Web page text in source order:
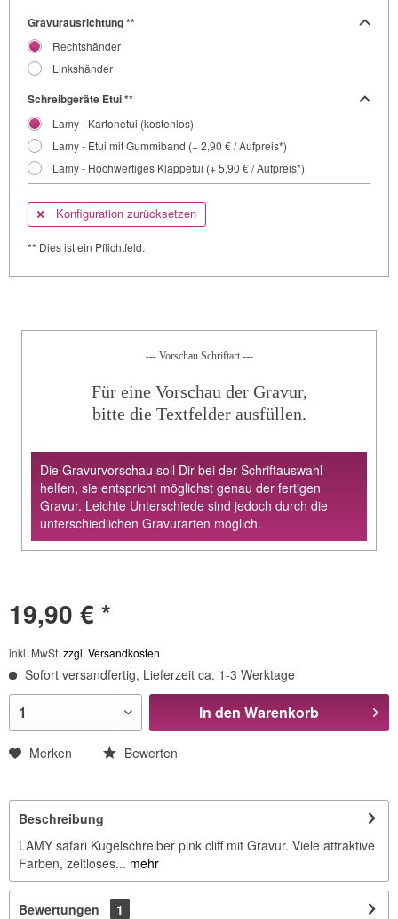
Gravurausrichtung **
Rechtshänder
Linkshänder
Schreibgeräte Etui **
Lamy - Kartonetui (kostenlos)
Lamy - Etui mit Gummiband (+ 2,90 € / Aufpreis*)
Lamy - Hochwertiges Klappetui (+ 5,90 € / Aufpreis*)
Konfiguration zurücksetzen
** Dies ist ein Pflichtfeld.
--- Vorschau Schriftart ---
Für eine Vorschau der Gravur,
bitte die Textfelder ausfüllen.
Die Gravurvorschau soll Dir bei der Schriftauswahl
helfen, sie entspricht möglichst genau der fertigen
Gravur. Leichte Unterschiede sind jedoch durch die
unterschiedlichen Gravurarten möglich.
19,90 € *
inkl. MwSt. zzgl. Versandkosten
Sofort versandfertig, Lieferzeit ca. 1-3 Werktage
In den Warenkorb
Merken Bewerten
Beschreibung
LAMY safari Kugelschreiber pink cliff mit Gravur. Viele attraktive
Farben, zeitloses... mehr
Bewertungen
1